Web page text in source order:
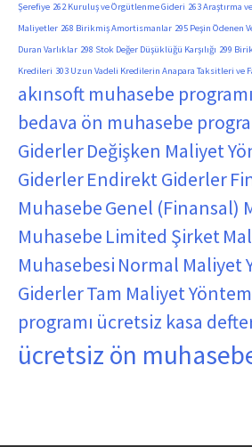
Şerefiye 262 Kuruluş ve Örgütlenme Gideri 263 Araştırma
Maliyetler 268 Birikmiş Amortismanlar 295 Peşin Ödenen
Duran Varlıklar 298 Stok Değer Düşüklüğü Karşılığı 299
Kredileri 303 Uzun Vadeli Kredilerin Anapara Taksitleri ve
akınsoft muhasebe programı
bedava ön muhasebe
GiderlerDeğişken Maliyet
GiderlerEndirekt Giderler
MuhasebeGenel (Finansal)
Muhasebe Limited Şirket
Muhasebesi Normal Maliyet
GiderlerTam Maliyet
programı ücretsiz kasa
ücretsiz ön